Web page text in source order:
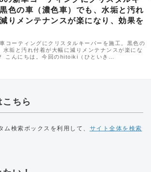
色の車（濃色車）でも、水垢と汚れ
りメンテナンスが楽になり、効果を
コーティングにクリスタルキーパーを施工。黒色の
水垢と汚れ付着が大幅に減りメンテナンスが楽にな
こんにちは。今回のhitoiki（ひといき…
ちら
検索ボックスを利用して、 サイト全体を検索